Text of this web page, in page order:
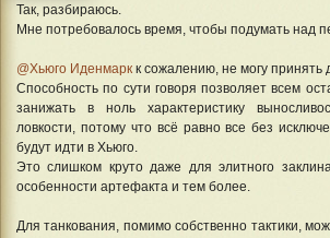
Так, разбираюсь.
Мне потребовалось время, чтобы подумать над
@Хьюго Иденмарк к сожалению, не могу принять
Способность по сути говоря позволяет всем
занижать в ноль характеристику
ловкости, потому что всё равно все без
будут идти в Хьюго.
Это слишком круто даже для элитного
особенности артефакта и тем более.
Для танкования, помимо собственно тактики,